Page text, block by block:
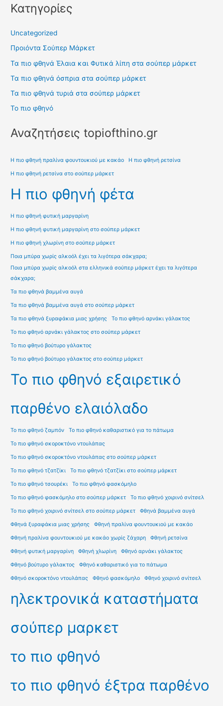
Κατηγορίες
Uncategorized
Προιόντα Σούπερ Μάρκετ
Τα πιο φθηνά Έλαια και Φυτικά λίπη στα σούπερ μάρκετ
Τα πιο φθηνά όσπρια στα σούπερ μάρκετ
Τα πιο φθηνά τυριά στα σούπερ μάρκετ
Το πιο φθηνό
Αναζητήσεις topiofthino.gr
Η πιο φθηνή πραλίνα φουντουκιού με κακάο Η πιο φθηνή ρετσίνα
Η πιο φθηνή ρετσίνα στο σούπερ μάρκετ
Η πιο φθηνή φέτα
Η πιο φθηνή φυτική μαργαρίνη
Η πιο φθηνή φυτική μαργαρίνη στο σούπερ μάρκετ
Η πιο φθηνή χλωρίνη στο σούπερ μάρκετ
Ποια μπύρα χωρίς αλκοόλ έχει τα λιγότερα σάκχαρα;
Ποια μπύρα χωρίς αλκοόλ στα ελληνικά σούπερ μάρκετ έχει τα λιγότερα
σάκχαρα;
Τα πιο φθηνά βαμμένα αυγά
Τα πιο φθηνά βαμμένα αυγά στο σούπερ μάρκετ
Τα πιο φθηνά ξυραφάκια μιας χρήσης Το πιο φθηνό αρνάκι γάλακτος
Το πιο φθηνό αρνάκι γάλακτος στο σούπερ μάρκετ
Το πιο φθηνό βούτυρο γάλακτος
Το πιο φθηνό βούτυρο γάλακτος στο σούπερ μάρκετ
Το πιο φθηνό εξαιρετικό
παρθένο ελαιόλαδο
Το πιο φθηνό ζαμπόν Το πιο φθηνό καθαριστικό για το πάτωμα
Το πιο φθηνό σκοροκτόνο ντουλάπας
Το πιο φθηνό σκοροκτόνο ντουλάπας στο σούπερ μάρκετ
Το πιο φθηνό τζατζίκι Το πιο φθηνό τζατζίκι στο σούπερ μάρκετ
Το πιο φθηνό τσουρέκι Το πιο φθηνό φασκόμηλο
Το πιο φθηνό φασκόμηλο στο σούπερ μάρκετ Το πιο φθηνό χοιρινό σνίτσελ
Το πιο φθηνό χοιρινό σνίτσελ στο σούπερ μάρκετ Φθηνά βαμμένα αυγά
Φθηνά ξυραφάκια μιας χρήσης Φθηνή πραλίνα φουντουκιού με κακάο
Φθηνή πραλίνα φουντουκιού με κακάο χωρίς ζάχαρη Φθηνή ρετσίνα
Φθηνή φυτική μαργαρίνη Φθηνή χλωρίνη Φθηνό αρνάκι γάλακτος
Φθηνό βούτυρο γάλακτος Φθηνό καθαριστικό για το πάτωμα
Φθηνό σκοροκτόνο ντουλάπας Φθηνό φασκόμηλο Φθηνό χοιρινό σνίτσελ
ηλεκτρονικά καταστήματα
σούπερ μαρκετ
το πιο φθηνό
το πιο φθηνό έξτρα παρθένο